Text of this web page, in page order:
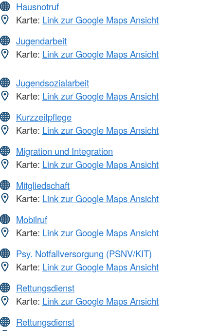
Hausnotruf
Karte: Link zur Google Maps Ansicht
Jugendarbeit
Karte: Link zur Google Maps Ansicht
Jugendsozialarbeit
Karte: Link zur Google Maps Ansicht
Kurzzeitpflege
Karte: Link zur Google Maps Ansicht
Migration und Integration
Karte: Link zur Google Maps Ansicht
Mitgliedschaft
Karte: Link zur Google Maps Ansicht
Mobilruf
Karte: Link zur Google Maps Ansicht
Psy. Notfallversorgung (PSNV/KIT)
Karte: Link zur Google Maps Ansicht
Rettungsdienst
Karte: Link zur Google Maps Ansicht
Rettungsdienst